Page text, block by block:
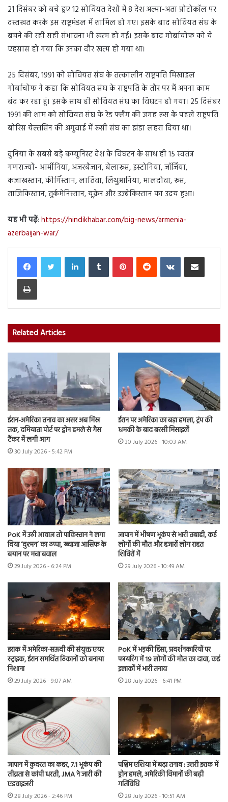
21 दिसंबर को बचे हुए 12 सोवियत देशों में 8 देश अल्मा-अता प्रोटोकॉल पर
दस्तखत करके इस राष्ट्रमंडल में शामिल हो गए। इसके बाद सोवियत संघ के
बचने की रही सही संभावना भी खत्म हो गई। इसके बाद गोर्बाचोफ को ये
एहसास हो गया कि उनका दौर खत्म हो गया था।
25 दिसंबर, 1991 को सोवियत संघ के तत्कालीन राष्ट्रपति मिखाइल
गोर्बाचोफ ने कहा कि सोवियत संघ के राष्ट्रपति के तौर पर मैं अपना काम
बंद कर रहा हूं। इसके साथ ही सोवियत संघ का विघटन हो गया। 25 दिसंबर
1991 की शाम को सोवियत संघ के रेड फ्लैग की जगह रूस के पहले राष्ट्रपति
बोरिस येल्तसिन की अगुवाई में रूसी संघ का झंडा लहरा दिया था।
दुनिया के सबसे बड़े कम्युनिस्ट देश के विघटन के साथ ही 15 स्वतंत्र
गणराज्यों- आर्मीनिया, अजरबैजान, बेलारूस, इस्टोनिया, जॉर्जिया,
कजाखस्तान, कीर्गिस्तान, लातिवा, लिथुआनिया, मालदोवा, रूस,
ताजिकिस्तान, तुर्कमेनिस्तान, यूक्रेन और उज्बेकिस्तान का उदय हुआ।
यह भी पढ़ें: https://hindikhabar.com/big-news/armenia-
azerbaijan-war/
LinkedInTumblr PinterestReddit VKontakteShare via Email
Print
Related Articles
ईरान-अमेरिका तनाव का असर अब मिस्र
तक, दमियाता पोर्ट पर ड्रोन हमले से गैस
टैंकर में लगी आग
30 July 2026 - 5:42 PM
ईरान पर अमेरिका का बड़ा हमला, ट्रंप की
धमकी के बाद बरसी मिसाइलें
30 July 2026 - 10:03 AM
PoK में उठी आवाज तो पाकिस्तान ने लगा
दिया ‘दुश्मन’ का ठप्पा, ख्वाजा आसिफ के
बयान पर मचा बवाल
29 July 2026 - 6:24 PM
जापान में भीषण भूकंप से भारी तबाही, कई
लोगों की मौत और हजारों लोग राहत
शिविरों में
29 July 2026 - 10:49 AM
इराक में अमेरिका-सऊदी की संयुक्त एयर
स्ट्राइक, ईरान समर्थित ठिकानों को बनाया
निशाना
29 July 2026 - 9:07 AM
PoK में भड़की हिंसा, प्रदर्शनकारियों पर
फायरिंग में 19 लोगों की मौत का दावा, कई
इलाकों में भारी तनाव
28 July 2026 - 6:41 PM
जापान में कुदरत का कहर, 7.1 भूकंप की
तीव्रता से कांपी धरती, JMA ने जारी की
एडवाइजरी
28 July 2026 - 2:46 PM
पश्चिम एशिया में बढ़ा तनाव : उत्तरी इराक में
ड्रोन हमले, अमेरिकी विमानों की बढ़ी
गतिविधि
28 July 2026 - 10:51 AM